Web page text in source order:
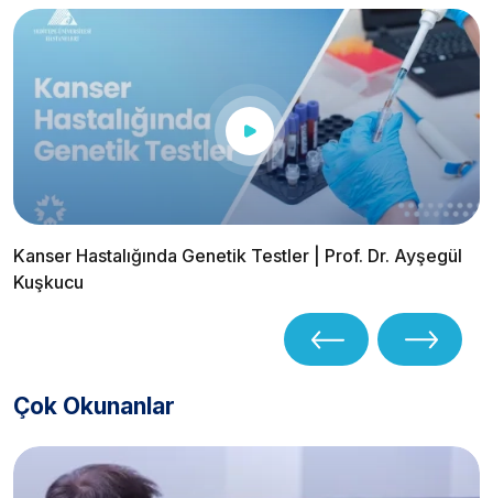
Kanser Hastalığında Genetik Testler | Prof. Dr. Ayşegül
Kuşkucu
Çok Okunanlar